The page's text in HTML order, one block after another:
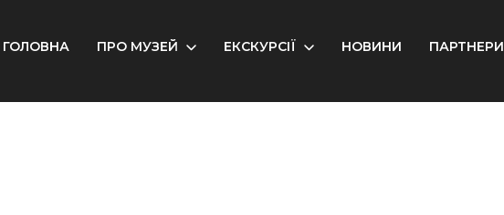
ГОЛОВНА ПРО МУЗЕЙ ЕКСКУРСІЇ НОВИНИ ПАРТНЕРИ